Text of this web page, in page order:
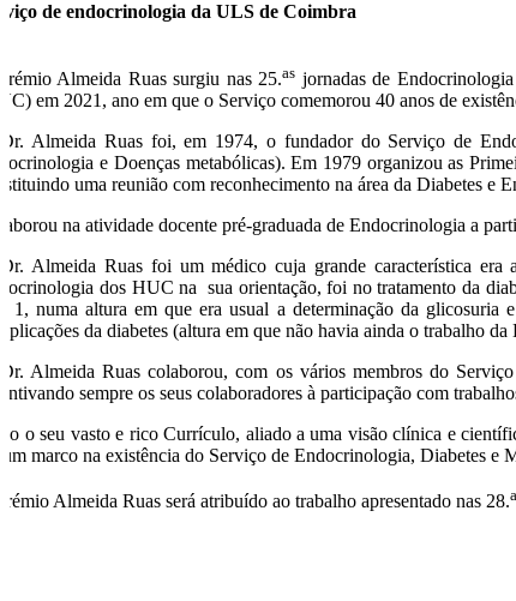
de endocrinologia da ULS de Coimbra
Almeida Ruas surgiu nas 25.as jornadas de
em 2021, ano em que o Serviço comemorou 40 anos de
Almeida Ruas foi, em 1974, o fundador do Serviço de
e Doenças metabólicas). Em 1979 organizou as
uma reunião com reconhecimento na área da Diabetes e
na atividade docente pré-graduada de Endocrinologia a
Almeida Ruas foi um médico cuja grande característica era
dos HUC na sua orientação, foi no tratamento da
1, numa altura em que era usual a determinação da glicosuria
da diabetes (altura em que não havia ainda o trabalho
Almeida Ruas colaborou, com os vários membros do
sempre os seus colaboradores à participação com
o seu vasto e rico Currículo, aliado a uma visão clínica e
marco na existência do Serviço de Endocrinologia, Diabetes
Almeida Ruas será atribuído ao trabalho apresentado nas 28.